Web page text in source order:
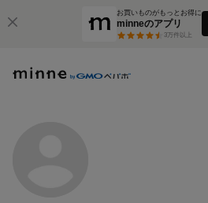
お買いものがもっとお得に
minneのアプリ
3万件以上